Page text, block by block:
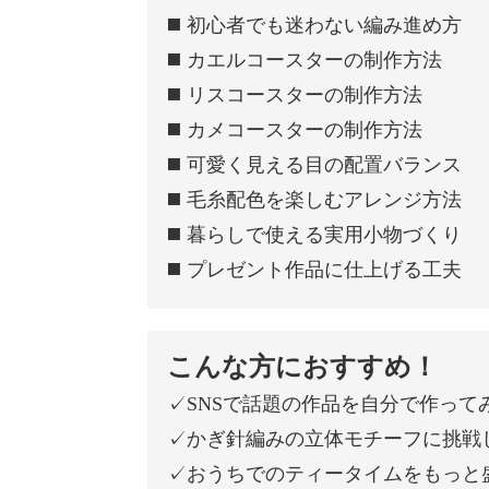
◼️ 初心者でも迷わない編み進め方
◼️ カエルコースターの制作方法
◼️ リスコースターの制作方法
◼️ カメコースターの制作方法
◼️ 可愛く見える目の配置バランス
◼️ 毛糸配色を楽しむアレンジ方法
◼️ 暮らしで使える実用小物づくり
◼️ プレゼント作品に仕上げる工夫
こんな方におすすめ！
✓SNSで話題の作品を自分で作って
✓かぎ針編みの立体モチーフに挑戦
✓おうちでのティータイムをもっと